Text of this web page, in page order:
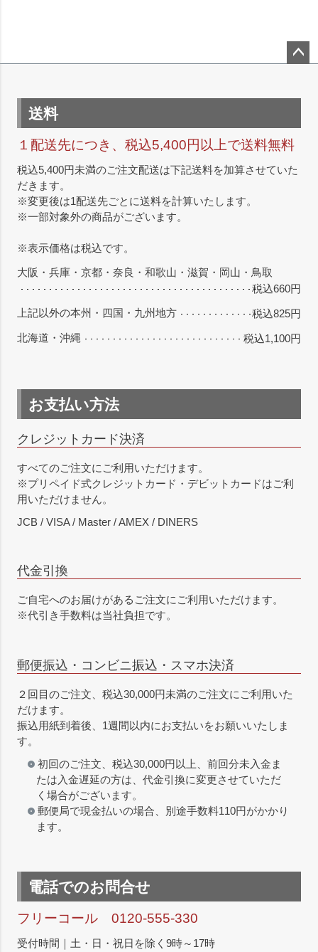
送料
１配送先につき、税込5,400円以上で送料無料
税込5,400円未満のご注文配送は下記送料を加算させていた
だきます。
※変更後は1配送先ごとに送料を計算いたします。
※一部対象外の商品がございます。
※表示価格は税込です。
大阪・兵庫・京都・奈良・和歌山・滋賀・岡山・鳥取
税込660円
上記以外の本州・四国・九州地方
税込825円
北海道・沖縄
税込1,100円
お支払い方法
クレジットカード決済
すべてのご注文にご利用いただけます。
※プリペイド式クレジットカード・デビットカードはご利
用いただけません。
JCB / VISA / Master / AMEX / DINERS
代金引換
ご自宅へのお届けがあるご注文にご利用いただけます。
※代引き手数料は当社負担です。
郵便振込・コンビニ振込・スマホ決済
２回目のご注文、税込30,000円未満のご注文にご利用いた
だけます。
振込用紙到着後、1週間以内にお支払いをお願いいたしま
す。
初回のご注文、税込30,000円以上、前回分未入金ま
たは入金遅延の方は、代金引換に変更させていただ
く場合がございます。
郵便局で現金払いの場合、別途手数料110円がかかり
ます。
電話でのお問合せ
フリーコール 0120-555-330
受付時間｜土・日・祝日を除く9時～17時